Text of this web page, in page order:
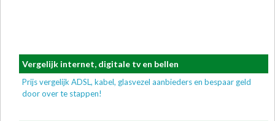
Vergelijk internet, digitale tv en bellen
Prijs vergelijk ADSL, kabel, glasvezel aanbieders en bespaar geld
door over te stappen!